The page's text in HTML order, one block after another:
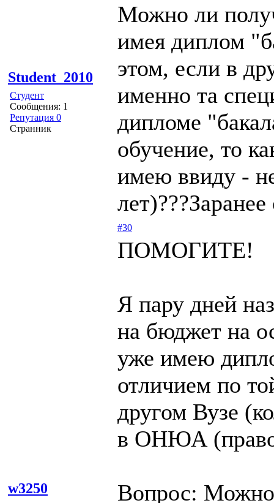
Student_2010
Студент
Сообщения: 1
Репутация 0
Странник
Можно ли
имея диплом
этом, если в
именно та
дипломе
обучение, то
имею ввиду -
w3250
#30
ПОМОГИТЕ!
Я пару дней
на бюджет на
уже имею
отличием по
другом Вузе
в ОНЮА
Вопрос: